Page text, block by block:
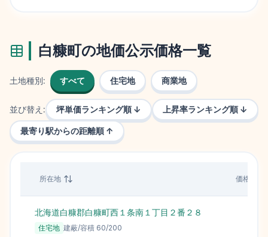
白糠町の地価公示価格一覧
土地種別: すべて 住宅地 商業地
並び替え: 坪単価ランキング順 ↓ 上昇率ランキング順 ↓
最寄り駅からの距離順 ↑
所在地 価格（円
北海道白糠郡白糠町西１条南１丁目２番２８
住宅地 建蔽/容積 60/200